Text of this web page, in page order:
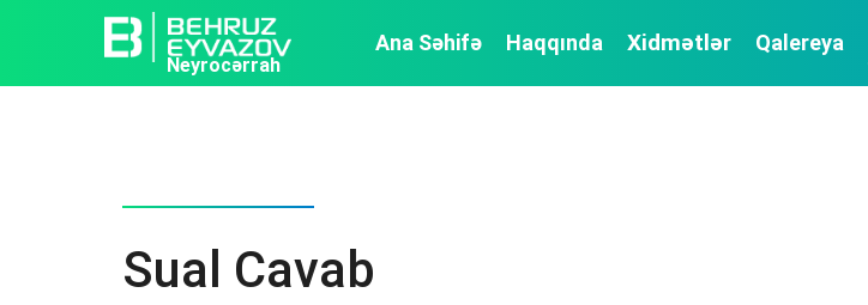
Neyrocərrah
Ana Səhifə Haqqında Xidmətlər Qalereya
Sual Cavab